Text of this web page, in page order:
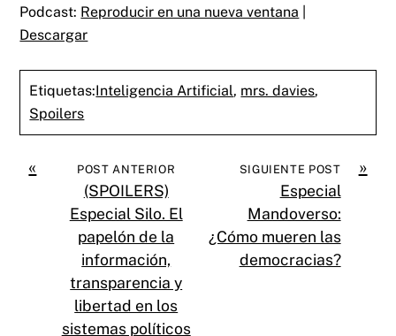
Podcast: Reproducir en una nueva ventana
Descargar
Etiquetas:Inteligencia Artificial, mrs. davies,
Spoilers
« POST ANTERIOR
(SPOILERS)
Especial Silo. El
papelón de la
información,
transparencia y
libertad en los
sistemas políticos
»
SIGUIENTE POST
Especial
Mandoverso:
¿Cómo mueren las
democracias?